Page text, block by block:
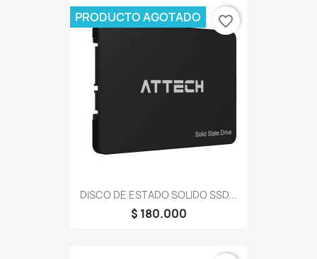
DISCO DE ESTADO SOLIDO SSD...
$ 180.000
PRODUCTO AGOTADO favorite_border